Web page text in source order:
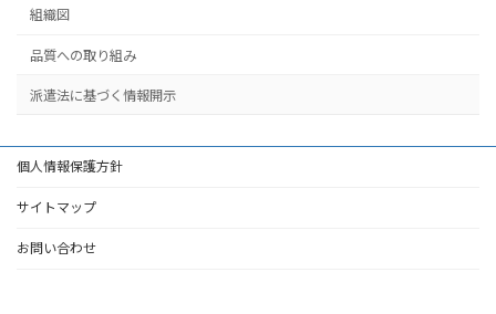
組織図
品質への取り組み
派遣法に基づく情報開示
個人情報保護方針
サイトマップ
お問い合わせ